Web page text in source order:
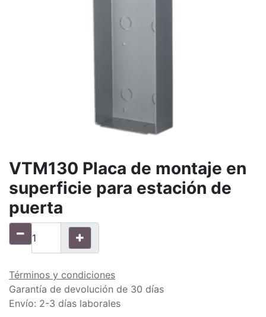
VTM130 Placa de montaje en
superficie para estación de
puerta
Términos y condiciones
Garantía de devolución de 30 días
Envío: 2-3 días laborales